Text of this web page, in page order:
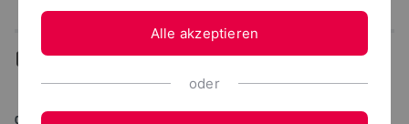
... News
08.05.2025
Alle akzeptieren
oder